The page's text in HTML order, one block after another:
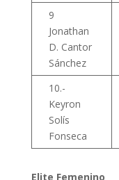
9
Jonathan
D. Cantor
Sánchez
10.-
Keyron
Solís
Fonseca
Elite Femenino